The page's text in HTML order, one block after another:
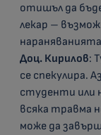
отишъл да
лекар –
Доц. Кирилов:
се спекулира.
студенти или
всяка травма
може да